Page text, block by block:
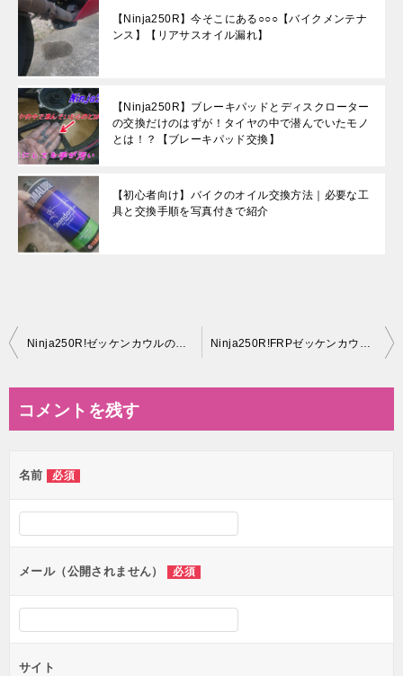
【Ninja250R】今そこにある○○○【バイクメンテナ
ンス】【リアサスオイル漏れ】
【Ninja250R】ブレーキパッドとディスクローター
の交換だけのはずが！タイヤの中で潜んでいたモノ
とは！？【ブレーキパッド交換】
【初心者向け】バイクのオイル交換方法｜必要な工
具と交換手順を写真付きで紹介
投
ビ
ー
シ
ョ
ン
Ninja250R!ゼッケンカウルの加工でイメージチェンジ！塗装だぞ！下地編 Ninja250R!FRPゼッケンカウルの加工でイメージチェンジ！塗装だぞ！追加塗装編
コメントを残す
名前 必須
メール（公開されません） 必須
サイト